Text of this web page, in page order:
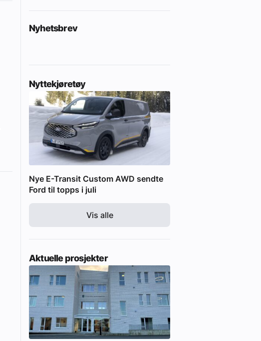
Nyhetsbrev
Nyttekjøretøy
Nye E-Transit Custom AWD sendte
Ford til topps i juli
Vis alle
Aktuelle prosjekter